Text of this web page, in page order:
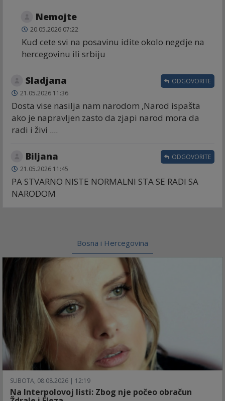
Nemojte
20.05.2026 07:22
Kud cete svi na posavinu idite okolo negdje na
hercegovinu ili srbiju
Sladjana
21.05.2026 11:36
Dosta vise nasilja nam narodom ,Narod ispašta
ako je napravljen zasto da zjapi narod mora da
radi i živi ....
ODGOVORITE
Biljana
21.05.2026 11:45
PA STVARNO NISTE NORMALNI STA SE RADI SA
NARODOM
ODGOVORITE
Bosna i Hercegovina
SUBOTA, 08.08.2026 | 12:19
Na Interpolovoj listi: Zbog nje počeo obračun